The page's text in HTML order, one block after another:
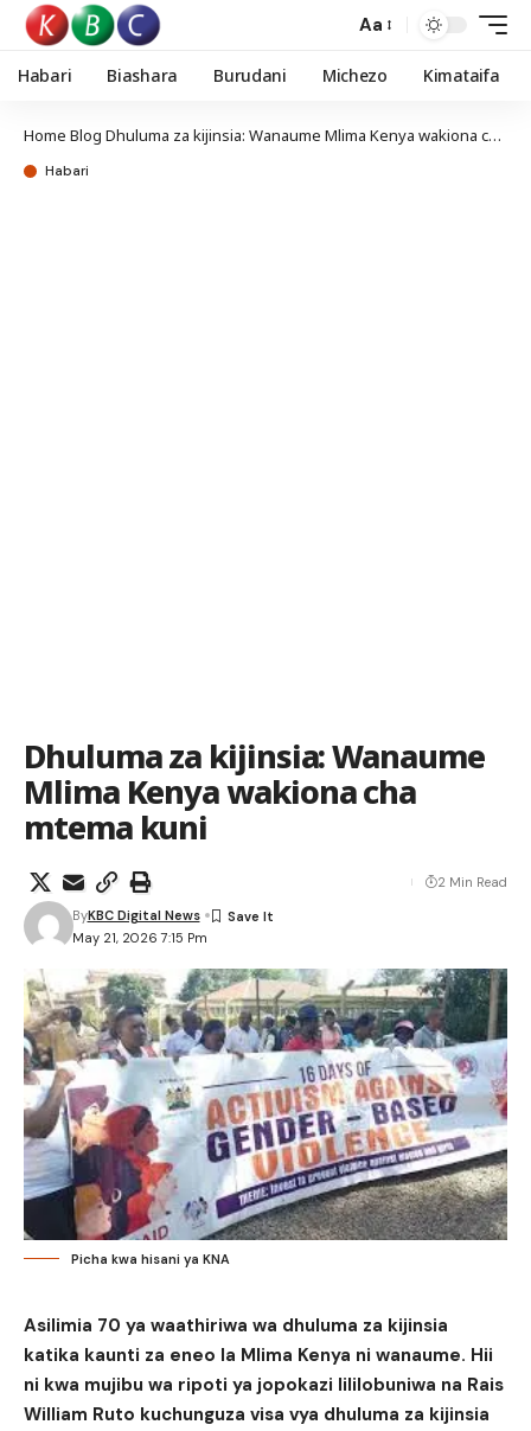
Aa
Habari Biashara Burudani Michezo Kimataifa
Home Blog Dhuluma za kijinsia: Wanaume Mlima Kenya wakiona cha mtema kuni
Habari
Dhuluma za kijinsia: Wanaume
Mlima Kenya wakiona cha
mtema kuni
May 21, 2026 7:15 Pm
ByKBC Digital News
2 Min Read
Picha kwa hisani ya KNA
Asilimia 70 ya waathiriwa wa dhuluma za kijinsia
katika kaunti za eneo la Mlima Kenya ni wanaume. Hii
ni kwa mujibu wa ripoti ya jopokazi lililobuniwa na Rais
William Ruto kuchunguza visa vya dhuluma za kijinsia